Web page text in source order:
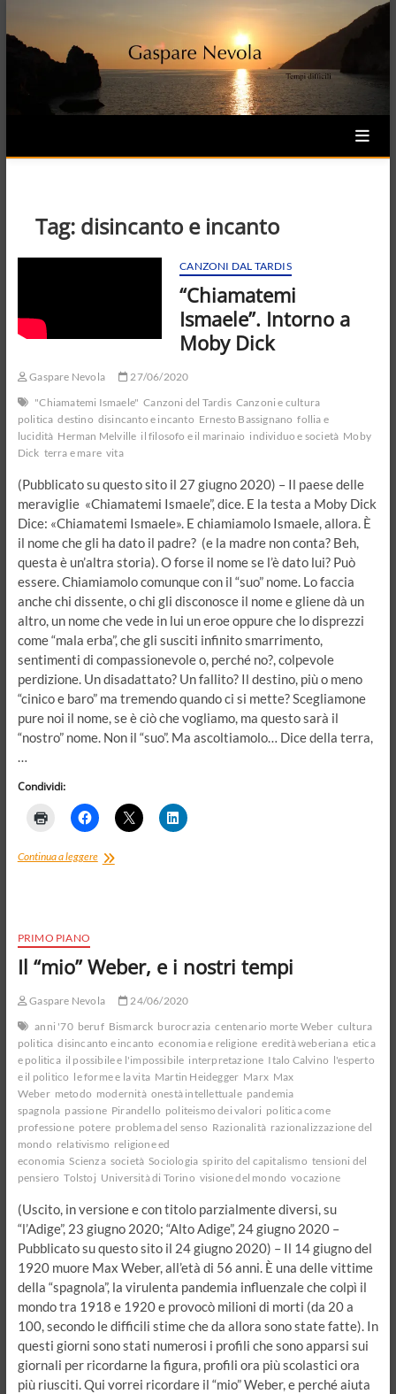
content
Tag: disincanto e incanto
CANZONI DAL TARDIS
“Chiamatemi
Ismaele”. Intorno a
Moby Dick
Gaspare Nevola
27/06/2020
"Chiamatemi Ismaele" Canzoni del Tardis Canzoni e cultura
politica destino disincanto e incanto Ernesto Bassignano follia e
lucidità Herman Melville il filosofo e il marinaio individuo e società Moby
Dick terra e mare vita
(Pubblicato su questo sito il 27 giugno 2020) – Il paese delle
meraviglie «Chiamatemi Ismaele”, dice. E la testa a Moby Dick
Dice: «Chiamatemi Ismaele». E chiamiamolo Ismaele, allora. È
il nome che gli ha dato il padre? (e la madre non conta? Beh,
questa è un’altra storia). O forse il nome se l’è dato lui? Può
essere. Chiamiamolo comunque con il “suo” nome. Lo faccia
anche chi dissente, o chi gli disconosce il nome e gliene dà un
altro, un nome che vede in lui un eroe oppure che lo disprezzi
come “mala erba”, che gli susciti infinito smarrimento,
sentimenti di compassionevole o, perché no?, colpevole
perdizione. Un disadattato? Un fallito? Il destino, più o meno
“cinico e baro” ma tremendo quando ci si mette? Scegliamone
pure noi il nome, se è ciò che vogliamo, ma questo sarà il
“nostro” nome. Non il “suo”. Ma ascoltiamolo… Dice della terra,
…
Condividi:
Continua a leggere“Chiamatemi
PRIMO PIANO
Il “mio” Weber, e i nostri tempi
Gaspare Nevola
24/06/2020
anni '70 beruf Bismarck burocrazia centenario morte Weber cultura
politica disincanto e incanto economia e religione eredità weberiana etica
e politica il possibile e l'impossibile interpretazione Italo Calvino l'esperto
e il politico le forme e la vita Martin Heidegger Marx Max
Weber metodo modernità onestà intellettuale pandemia
spagnola passione Pirandello politeismo dei valori politica come
professione potere problema del senso Razionalità razionalizzazione del
mondo relativismo religione ed
economia Scienza società Sociologia spirito del capitalismo tensioni del
pensiero Tolstoj Università di Torino visione del mondo vocazione
(Uscito, in versione e con titolo parzialmente diversi, su
“l’Adige”, 23 giugno 2020; “Alto Adige”, 24 giugno 2020 –
Pubblicato su questo sito il 24 giugno 2020) – Il 14 giugno del
1920 muore Max Weber, all’età di 56 anni. È una delle vittime
della “spagnola”, la virulenta pandemia influenzale che colpì il
mondo tra 1918 e 1920 e provocò milioni di morti (da 20 a
100, secondo le difficili stime che da allora sono state fatte). In
questi giorni sono stati numerosi i profili che sono apparsi sui
giornali per ricordarne la figura, profili ora più scolastici ora
più riusciti. Qui vorrei ricordare il “mio” Weber, e perché aiuta